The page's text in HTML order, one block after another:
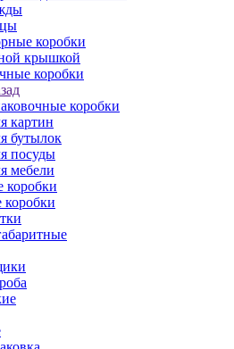
коробки
крышкой
коробки
коробки
картин
бутылок
посуды
мебели
коробки